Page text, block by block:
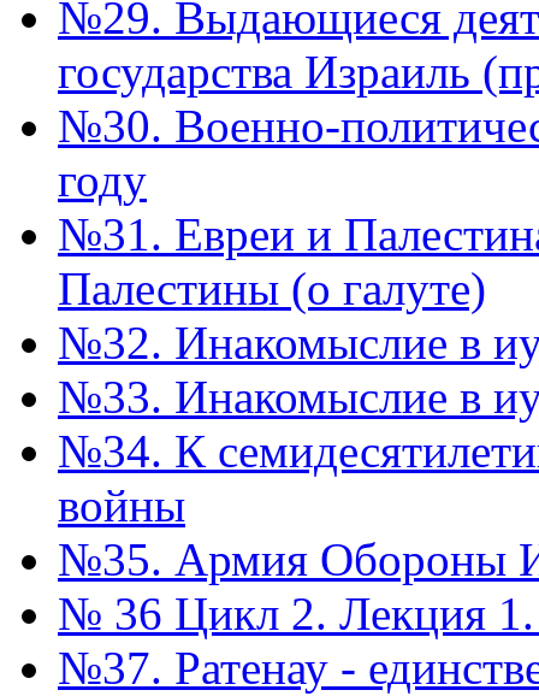
№29. Выдающиеся
государства Израиль
№30. Военно-
году
№31. Евреи и
Палестины (о галуте)
№32. Инакомыслие в
№33. Инакомыслие в
№34. К
войны
№35. Армия Обороны
№ 36 Цикл 2. Лекция 1.
№37. Ратенау -